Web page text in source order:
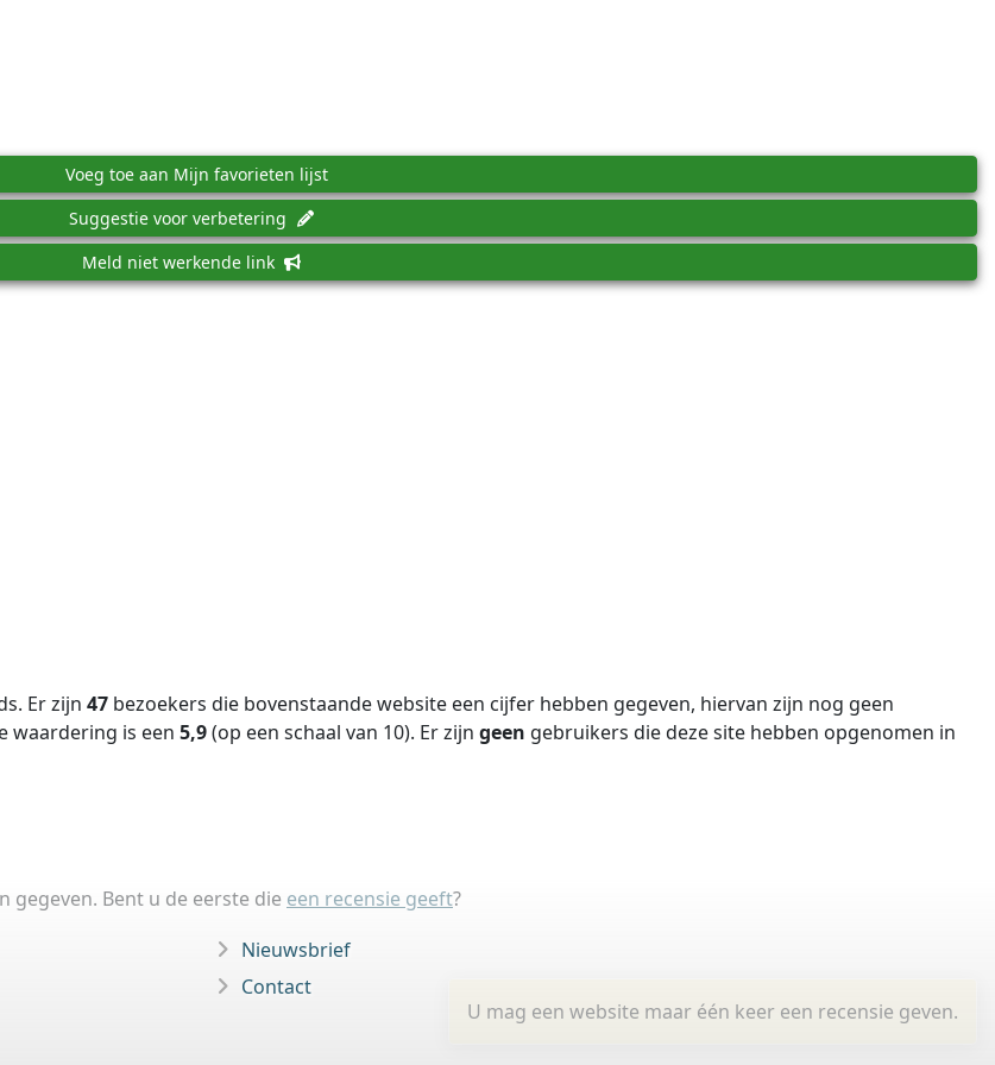
Voeg toe aan Mijn favorieten lijst
Suggestie voor verbetering
Meld niet werkende link
Er zijn 47 bezoekers die bovenstaande website een cijfer hebben gegeven, hiervan zijn nog geen
waardering is een 5,9(op een schaal van 10). Er zijn geen gebruikers die deze site hebben opgenomen in
gegeven. Bent u de eerste die een recensie geeft?
U mag een website maar één keer een recensie geven.
Nieuwsbrief
Contact